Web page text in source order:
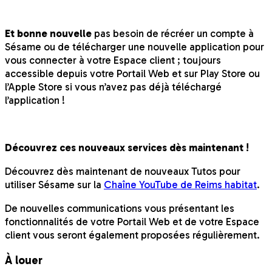
Et bonne nouvelle pas besoin de récréer un compte à
Sésame ou de télécharger une nouvelle application pour
vous connecter à votre Espace client ; toujours
accessible depuis votre Portail Web et sur Play Store ou
l’Apple Store si vous n’avez pas déjà téléchargé
l’application !
Découvrez ces nouveaux services dès maintenant !
Découvrez dès maintenant de nouveaux Tutos pour
utiliser Sésame sur la Chaîne YouTube de Reims habitat.
De nouvelles communications vous présentant les
fonctionnalités de votre Portail Web et de votre Espace
client vous seront également proposées régulièrement.
À louer